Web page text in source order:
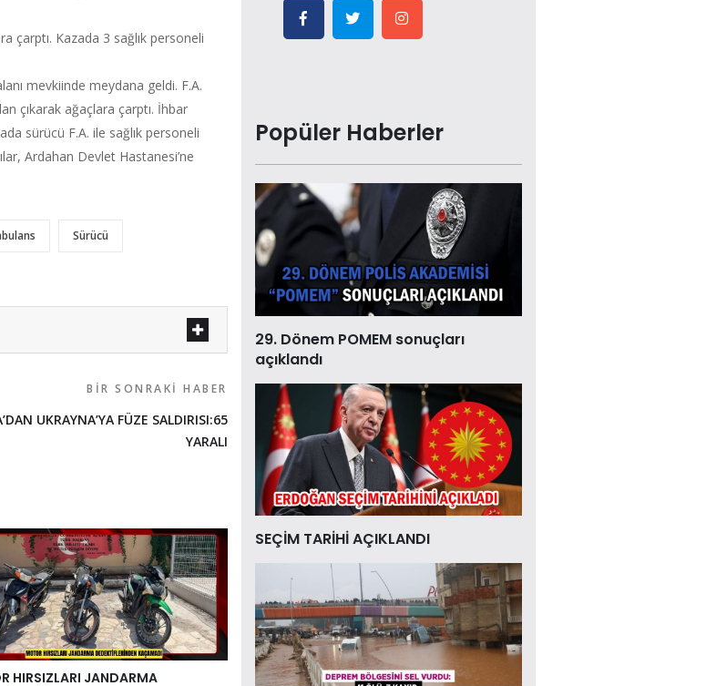
çarptı. Kazada 3 sağlık personeli
mevkiinde meydana geldi. F.A.
çıkarak ağaçlara çarptı. İhbar
sürücü F.A. ile sağlık personeli
Ardahan Devlet Hastanesi’ne
Sürücü
BIR SONRAKI HABER
UKRAYNA’YA FÜZE SALDIRISI:65
YARALI
HIRSIZLARI JANDARMA
Popüler Haberler
29. Dönem POMEM sonuçları
açıklandı
SEÇİM TARİHİ AÇIKLANDI